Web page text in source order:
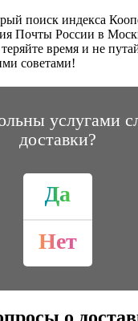
поиск индекса
Почты России в
время и не
советами!
услугами
доставки?
Да
Нет
о